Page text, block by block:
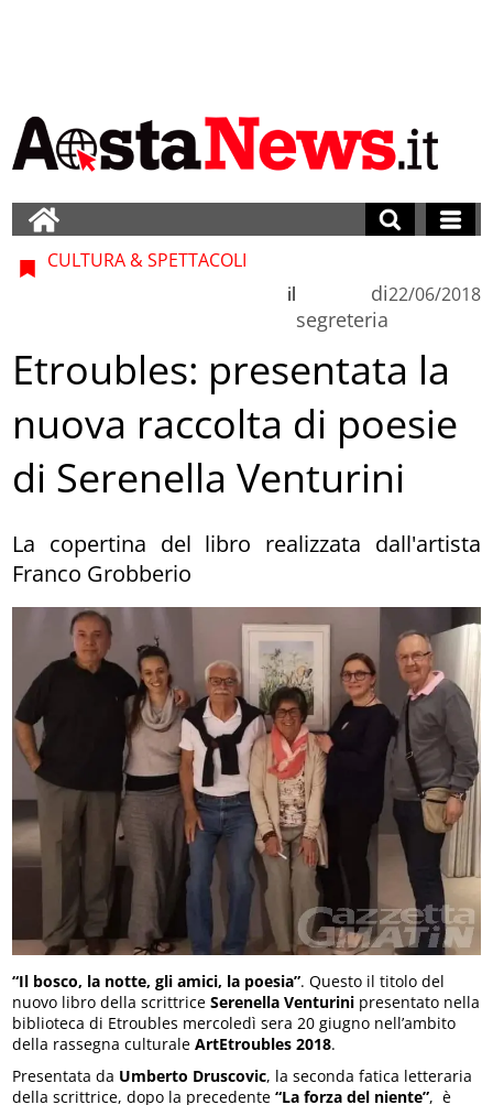
CULTURA & SPETTACOLI
di
segreteria
il 22/06/2018
Etroubles: presentata la
nuova raccolta di poesie
di Serenella Venturini
La copertina del libro realizzata dall'artista
Franco Grobberio
“Il bosco, la notte, gli amici, la poesia”. Questo il titolo del
nuovo libro della scrittriceSerenella Venturini presentato nella
biblioteca di Etroubles mercoledì sera 20 giugno nell’ambito
della rassegna culturaleArtEtroubles 2018.
Presentata da Umberto Druscovic, la seconda fatica letteraria
della scrittrice, dopo la precedente“La forza del niente”, è